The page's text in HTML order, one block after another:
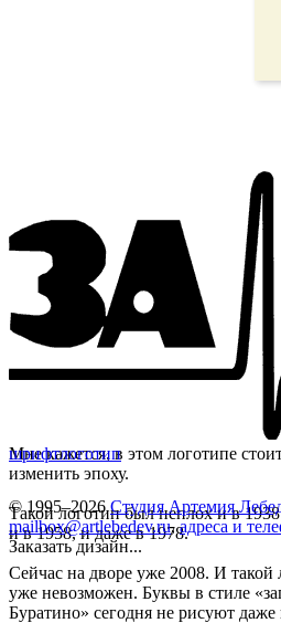
Мне кажется, в этом логотипе
изменить эпоху.
Такой логотип был неплох и в 1938
и в 1958, и даже в 1978.
Сейчас на дворе уже 2008. И такой
уже невозможен. Буквы в стиле
Буратино» сегодня не рисуют даже
шрифтлоготип
© 1995–2026 Студия Артемия
mailbox@artlebedev.ru, адреса и
Заказать дизайн...